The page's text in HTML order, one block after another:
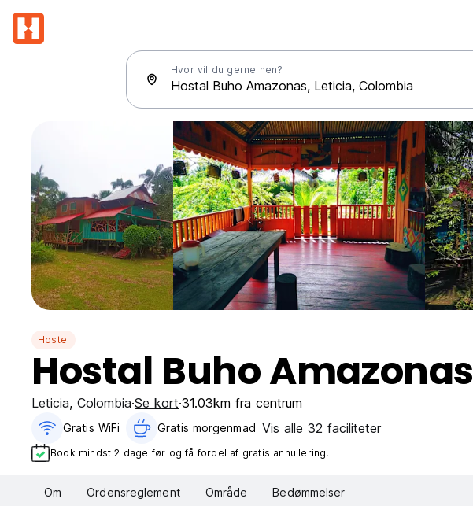
Hvor vil du gerne hen?
Hostel
Hostal Buho Amazonas
Leticia, Colombia Se kort 31.03km fra centrum
Gratis WiFi Gratis morgenmad‎ Vis alle 32 faciliteter
Book mindst 2 dage før og få fordel af gratis annullering.
Om Ordensreglement Område Bedømmelser